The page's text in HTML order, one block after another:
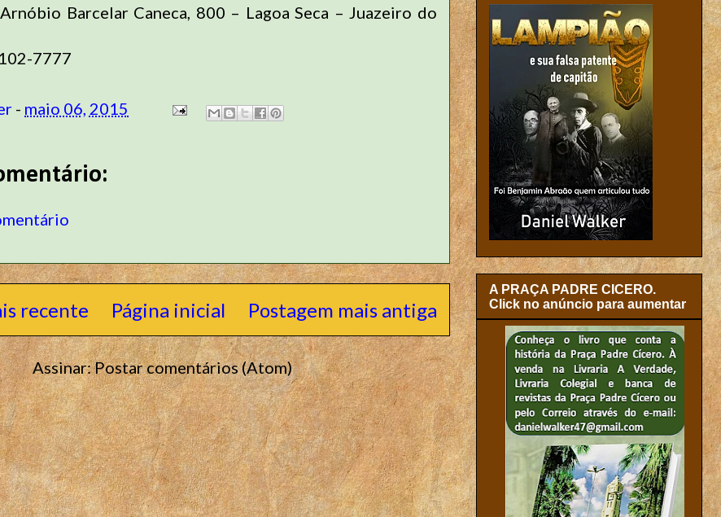
Barcelar Caneca, 800 – Lagoa Seca – Juazeiro do
7777
- maio 06, 2015
recente Postagem mais antiga
Página inicial
Assinar:Postar comentários (Atom)
A PRAÇA PADRE CICERO.
Click no anúncio para aumentar